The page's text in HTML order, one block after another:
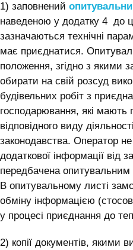
1) заповнений
наведеною у додатку 4 до
зазначаються технічні
має приєднатися.
положення, згідно з якими
обирати на свій розсуд
будівельних робіт з
господарювання, які мають
відповідного виду
законодавства. Оператор
додаткової інформації від
передбачена
В опитувальному листі
обміну інформацією
у процесі приєднання до
2) копії документів, якими